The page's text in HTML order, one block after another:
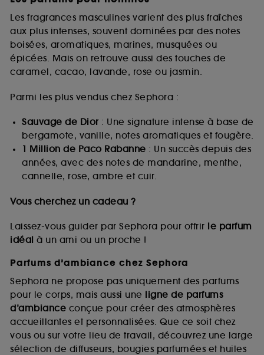
Les fragrances masculines varient des plus fraîches
aux plus intenses, souvent dominées par des notes
boisées, aromatiques, marines, musquées ou
épicées. Mais on retrouve aussi des touches de
caramel, cacao, lavande, rose ou jasmin.
Parmi les plus vendus chez Sephora :
Sauvage de Dior: Une signature intense à base de
bergamote, vanille, notes aromatiques et fougère.
1 Million de Paco Rabanne : Un succès depuis des
années, avec des notes de mandarine, menthe,
cannelle, rose, ambre et cuir.
Vous cherchez un cadeau ?
Laissez-vous guider par Sephora pour offrir le parfum
idéal à un ami ou un proche !
Parfums d’ambiance chez Sephora
Sephora ne propose pas uniquement des parfums
pour le corps, mais aussi une ligne de parfums
d’ambiance conçue pour créer des atmosphères
accueillantes et personnalisées. Que ce soit chez
vous ou sur votre lieu de travail, découvrez une large
sélection de diffuseurs, bougies parfumées et huiles